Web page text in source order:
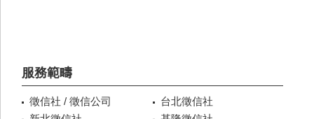
服務範疇
徵信社 / 徵信公司
台北徵信社